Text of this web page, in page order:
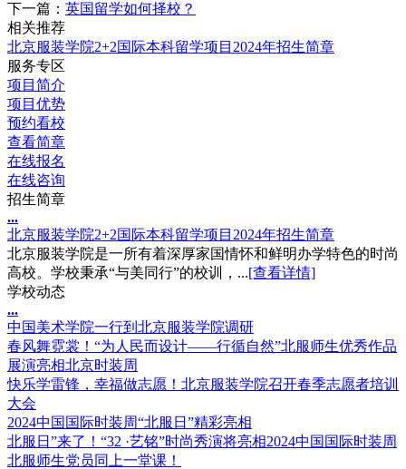
下一篇： 英国留学如何择校？
相关推荐
北京服装学院2+2国际本科留学项目2024年招生简章
服务专区
项目简介
项目优势
预约看校
查看简章
在线报名
在线咨询
招生简章
...
北京服装学院2+2国际本科留学项目2024年招生简章
北京服装学院是一所有着深厚家国情怀和鲜明办学特色的时尚
高校。学校秉承“与美同行”的校训，...[查看详情]
学校动态
...
中国美术学院一行到北京服装学院调研
春风舞霓裳！“为人民而设计——行循自然”北服师生优秀作品
展演亮相北京时装周
快乐学雷锋，幸福做志愿！北京服装学院召开春季志愿者培训
大会
2024中国国际时装周“北服日”精彩亮相
北服日”来了！“32 ·艺铭”时尚秀演将亮相2024中国国际时装周
北服师生党员同上一堂课！